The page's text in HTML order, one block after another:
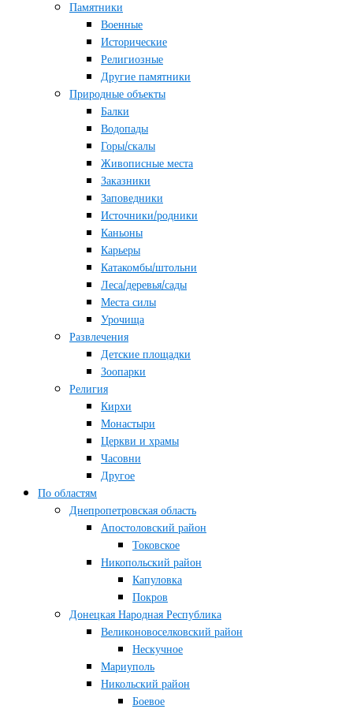
Памятники
Военные
Исторические
Религиозные
Другие памятники
Природные объекты
Балки
Водопады
Горы/скалы
Живописные места
Заказники
Заповедники
Источники/родники
Каньоны
Карьеры
Катакомбы/штольни
Леса/деревья/сады
Места силы
Урочища
Развлечения
Детские площадки
Зоопарки
Религия
Кирхи
Монастыри
Церкви и храмы
Часовни
Другое
По областям
Днепропетровская область
Апостоловский район
Токовское
Никопольский район
Капуловка
Покров
Донецкая Народная Республика
Великоновоселковский район
Нескучное
Мариуполь
Никольский район
Боевое